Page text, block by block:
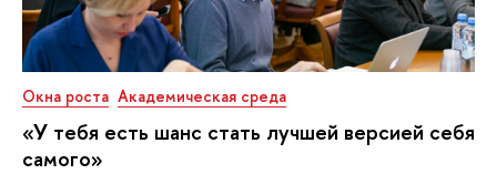
Окна роста Академическая среда
«У тебя есть шанс стать лучшей версией себя
самого»